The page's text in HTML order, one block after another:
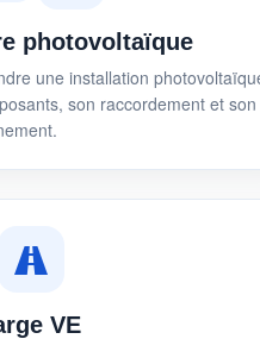
photovoltaïque
une installation
son raccordement et son
VE